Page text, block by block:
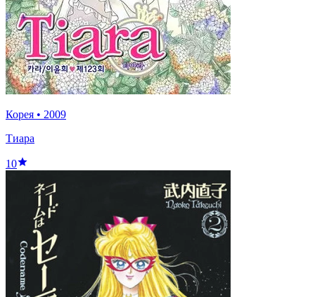
Корея • 2009
Тиара
10